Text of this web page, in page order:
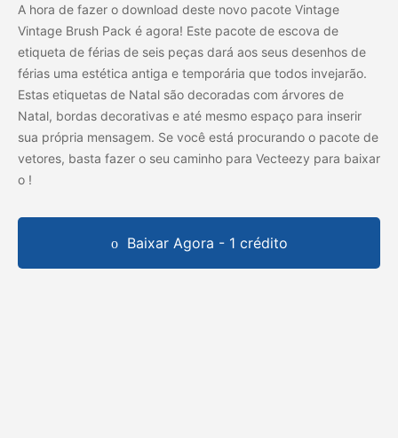
A hora de fazer o download deste novo pacote Vintage
Vintage Brush Pack é agora! Este pacote de escova de
etiqueta de férias de seis peças dará aos seus desenhos de
férias uma estética antiga e temporária que todos invejarão.
Estas etiquetas de Natal são decoradas com árvores de
Natal, bordas decorativas e até mesmo espaço para inserir
sua própria mensagem. Se você está procurando o pacote de
vetores, basta fazer o seu caminho para Vecteezy para baixar
o !
Baixar Agora - 1 crédito